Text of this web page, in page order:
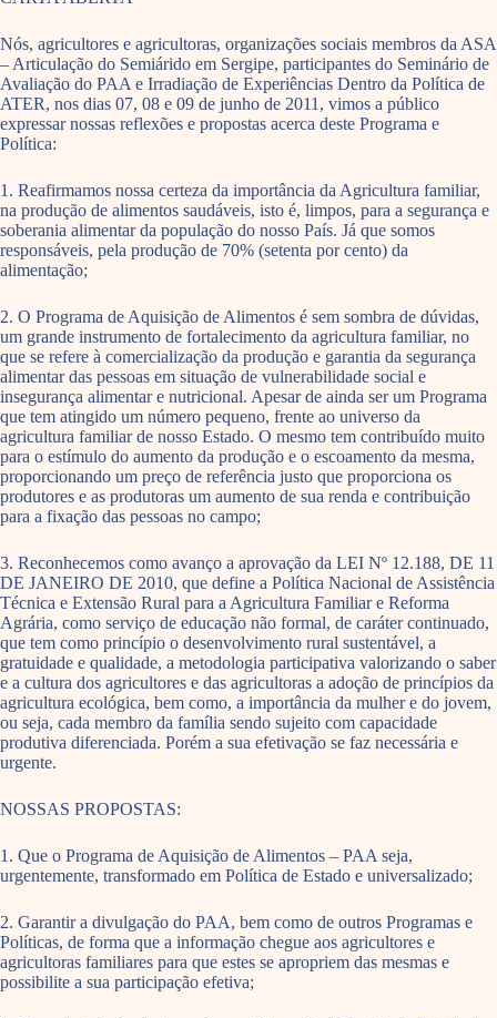
Nós, agricultores e agricultoras, organizações sociais membros da ASA
– Articulação do Semiárido em Sergipe, participantes do Seminário de
Avaliação do PAA e Irradiação de Experiências Dentro da Política de
ATER, nos dias 07, 08 e 09 de junho de 2011, vimos a público
expressar nossas reflexões e propostas acerca deste Programa e
Política:
1. Reafirmamos nossa certeza da importância da Agricultura familiar,
na produção de alimentos saudáveis, isto é, limpos, para a segurança e
soberania alimentar da população do nosso País. Já que somos
responsáveis, pela produção de 70% (setenta por cento) da
alimentação;
2. O Programa de Aquisição de Alimentos é sem sombra de dúvidas,
um grande instrumento de fortalecimento da agricultura familiar, no
que se refere à comercialização da produção e garantia da segurança
alimentar das pessoas em situação de vulnerabilidade social e
insegurança alimentar e nutricional. Apesar de ainda ser um Programa
que tem atingido um número pequeno, frente ao universo da
agricultura familiar de nosso Estado. O mesmo tem contribuído muito
para o estímulo do aumento da produção e o escoamento da mesma,
proporcionando um preço de referência justo que proporciona os
produtores e as produtoras um aumento de sua renda e contribuição
para a fixação das pessoas no campo;
3. Reconhecemos como avanço a aprovação da LEI Nº 12.188, DE 11
DE JANEIRO DE 2010, que define a Política Nacional de Assistência
Técnica e Extensão Rural para a Agricultura Familiar e Reforma
Agrária, como serviço de educação não formal, de caráter continuado,
que tem como princípio o desenvolvimento rural sustentável, a
gratuidade e qualidade, a metodologia participativa valorizando o saber
e a cultura dos agricultores e das agricultoras a adoção de princípios da
agricultura ecológica, bem como, a importância da mulher e do jovem,
ou seja, cada membro da família sendo sujeito com capacidade
produtiva diferenciada. Porém a sua efetivação se faz necessária e
urgente.
NOSSAS PROPOSTAS:
1. Que o Programa de Aquisição de Alimentos – PAA seja,
urgentemente, transformado em Política de Estado e universalizado;
2. Garantir a divulgação do PAA, bem como de outros Programas e
Políticas, de forma que a informação chegue aos agricultores e
agricultoras familiares para que estes se apropriem das mesmas e
possibilite a sua participação efetiva;